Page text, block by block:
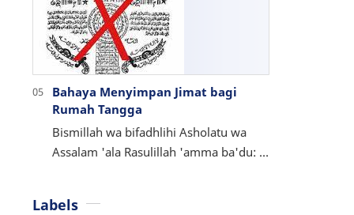
Bahaya Menyimpan Jimat bagi
Rumah Tangga
Bismillah wa bifadhlihi Asholatu wa
Assalam 'ala Rasulillah 'amma ba'du:
Labels